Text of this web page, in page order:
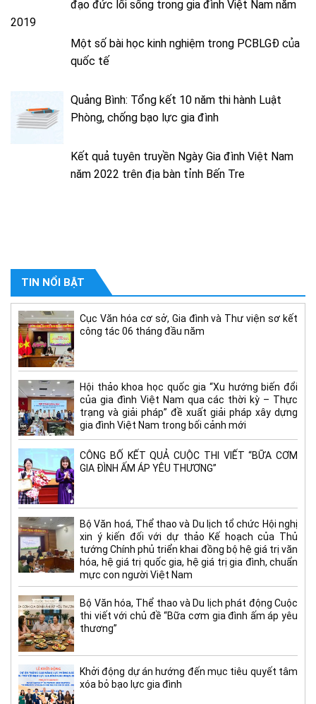
đạo đức lối sống trong gia đình Việt Nam năm
2019
Một số bài học kinh nghiệm trong PCBLGĐ của
quốc tế
Quảng Bình: Tổng kết 10 năm thi hành Luật
Phòng, chống bạo lực gia đình
Kết quả tuyên truyền Ngày Gia đình Việt Nam
năm 2022 trên địa bàn tỉnh Bến Tre
TIN NỔI BẬT
Cục Văn hóa cơ sở, Gia đình và Thư viện sơ kết
công tác 06 tháng đầu năm
Hội thảo khoa học quốc gia “Xu hướng biến đổi
của gia đình Việt Nam qua các thời kỳ – Thực
trạng và giải pháp” đề xuất giải pháp xây dựng
gia đình Việt Nam trong bối cảnh mới
CÔNG BỐ KẾT QUẢ CUỘC THI VIẾT “BỮA CƠM
GIA ĐÌNH ẤM ÁP YÊU THƯƠNG”
Bộ Văn hoá, Thể thao và Du lịch tổ chức Hội nghị
xin ý kiến đối với dự thảo Kế hoạch của Thủ
tướng Chính phủ triển khai đồng bộ hệ giá trị văn
hóa, hệ giá trị quốc gia, hệ giá trị gia đình, chuẩn
mực con người Việt Nam
Bộ Văn hóa, Thể thao và Du lịch phát động Cuộc
thi viết với chủ đề “Bữa cơm gia đình ấm áp yêu
thương”
Khởi động dự án hướng đến mục tiêu quyết tâm
xóa bỏ bạo lực gia đình